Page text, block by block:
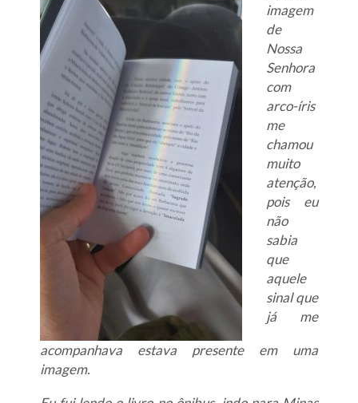
imagem
de
Nossa
Senhora
com
arco-íris
me
chamou
muito
atenção,
pois eu
não
sabia
que
aquele
sinal que
já me
acompanhava estava presente em uma
imagem.